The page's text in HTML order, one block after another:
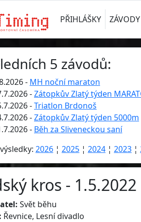
PŘIHLÁŠKY ZÁVODY
5 závodů:
- MH noční maraton
-Zátopkův Zlatý týden
-Triatlon Brdonoš
-Zátopkův Zlatý týden 5000m
- Běh za Sliveneckou saní
2026 ¦ 2025 ¦ 2024 ¦ 2023 ¦
kros -
Svět běhu
Řevnice, Lesní divadlo